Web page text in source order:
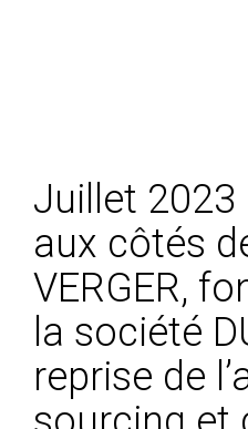
Juillet 2023
aux côtés
VERGER,
la société
reprise de